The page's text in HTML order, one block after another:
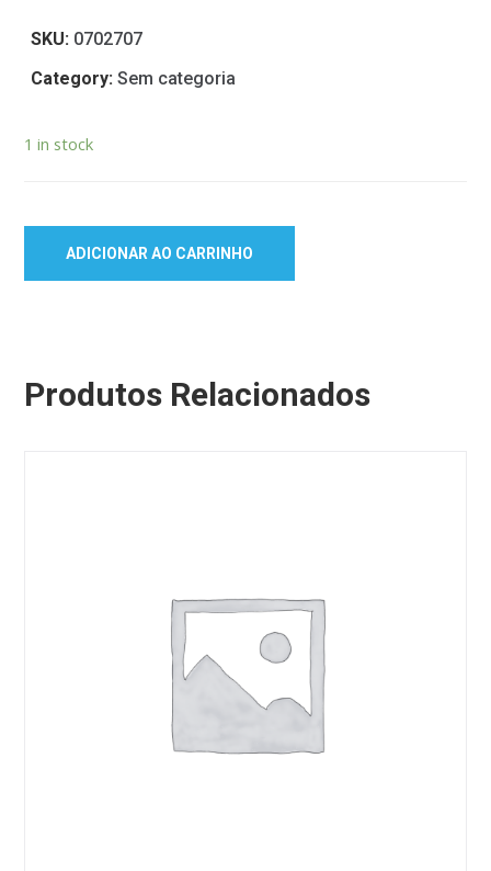
SKU: 0702707
Category:Sem categoria
1 in stock
ADICIONAR AO CARRINHO
Produtos Relacionados